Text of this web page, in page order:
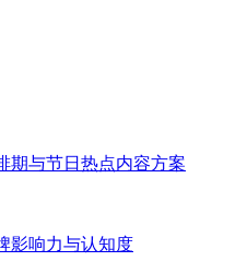
期与节日热点内容方案
影响力与认知度